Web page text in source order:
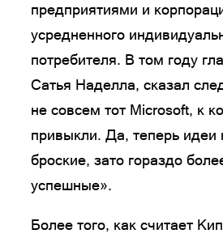
предприятиями и
усредненного
потребителя. В том году
Сатья Наделла, сказал
не совсем тот Microsoft, к
привыкли. Да, теперь идеи
броские, зато гораздо
успешные».
Более того, как считает